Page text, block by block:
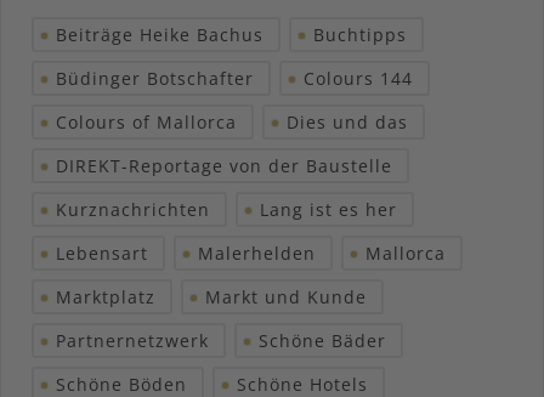
Beiträge Heike Bachus
Buchtipps
Büdinger Botschafter
Colours 144
Colours of Mallorca
Dies und das
DIREKT-Reportage von der Baustelle
Kurznachrichten
Lang ist es her
Lebensart
Malerhelden
Mallorca
Marktplatz
Markt und Kunde
Partnernetzwerk
Schöne Bäder
Schöne Böden
Schöne Hotels